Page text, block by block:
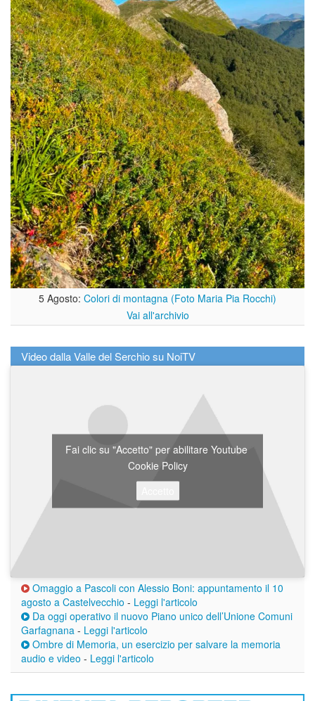
5 Agosto: Colori di montagna (Foto Maria Pia Rocchi)
Vai all'archivio
Video dalla Valle del Serchio su NoiTV
Fai clic su "Accetto" per abilitare Youtube
Cookie Policy
Omaggio a Pascoli con Alessio Boni: appuntamento il 10
agosto a Castelvecchio - Leggi l'articolo
Da oggi operativo il nuovo Piano unico dell’Unione Comuni
Garfagnana - Leggi l'articolo
Ombre di Memoria, un esercizio per salvare la memoria
audio e video - Leggi l'articolo